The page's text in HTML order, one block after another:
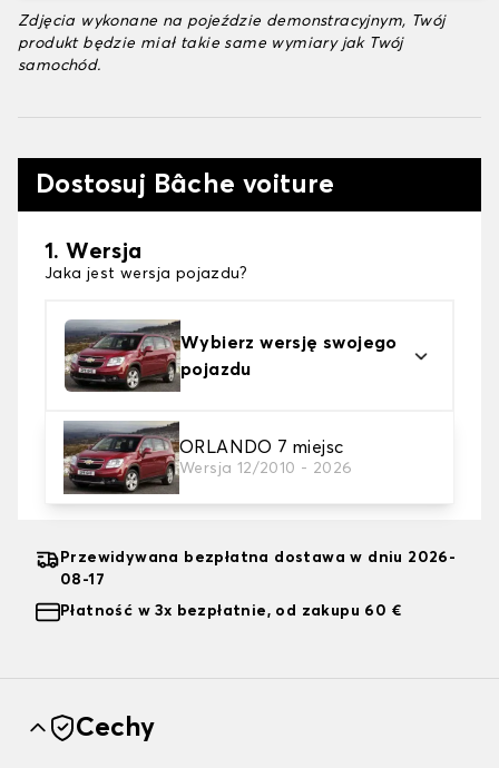
Zdjęcia wykonane na pojeździe demonstracyjnym, Twój
produkt będzie miał takie same wymiary jak Twój
samochód.
Dostosuj Bâche voiture
1. Wersja
Jaka jest wersja pojazdu?
Wybierz wersję swojego
pojazdu
ORLANDO 7 miejsc
Wersja 12/2010 - 2026
2. Typ plandeki
wybierz plandekę ochronną odpowiednią do swoich
potrzeb
Przewidywana bezpłatna dostawa w dniu 2026-
08-17
Płatność w 3x bezpłatnie, od zakupu 60 €
Cechy